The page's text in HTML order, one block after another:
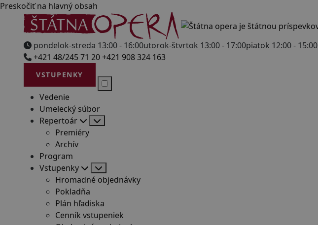
Preskočiť na hlavný obsah
pondelok-streda 13:00 - 16:00utorok-štvrtok 13:00 - 17:00piatok 12:00 - 15:00
+421 48/245 71 20+421 908 324 163
VSTUPENKY
Vedenie
Umelecký súbor
Repertoár
Premiéry
Archív
Program
Vstupenky
Hromadné objednávky
Pokladňa
Plán hľadiska
Cenník vstupeniek